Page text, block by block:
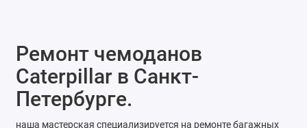
Заправка картриджей
Изготовление ключей
Пульты для ворот и шлагбаумов
Ремонт чемоданов
Caterpillar в Санкт-
Петербурге.
наша мастерская специализируется на ремонте багажных